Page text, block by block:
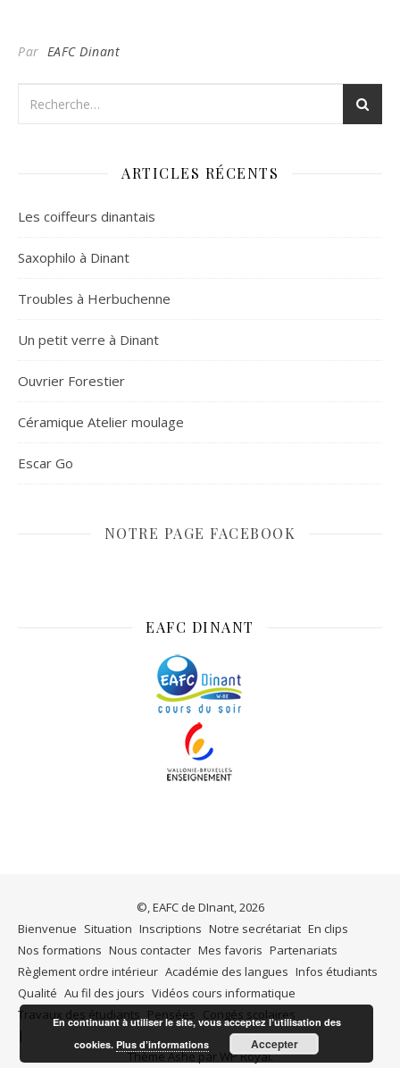
Par EAFC Dinant
ARTICLES RÉCENTS
Les coiffeurs dinantais
Saxophilo à Dinant
Troubles à Herbuchenne
Un petit verre à Dinant
Ouvrier Forestier
Céramique Atelier moulage
Escar Go
NOTRE PAGE FACEBOOK
EAFC DINANT
©, EAFC de DInant, 2026
Bienvenue Situation Inscriptions Notre secrétariat En clips
Nos formations Nous contacter Mes favoris Partenariats
Règlement ordre intérieur Académie des langues Infos étudiants
Qualité Au fil des jours Vidéos cours informatique
Travaux des étudiants Pensées Congés scolaires
Thème Ashe par WP Royal.
En continuant à utiliser le site, vous acceptez l’utilisation des
cookies.Plus d’informations Accepter